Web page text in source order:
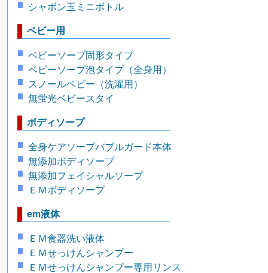
シャボン玉ミニボトル
ベビー用
ベビーソープ固形タイプ
ベビーソープ泡タイプ（全身用）
スノールベビー（洗濯用）
無蛍光ベビースタイ
ボディソープ
全身ケアソープバブルガード本体
無添加ボディソープ
無添加フェイシャルソープ
ＥＭボディソープ
em液体
ＥＭ食器洗い液体
ＥＭせっけんシャンプー
ＥＭせっけんシャンプー専用リンス